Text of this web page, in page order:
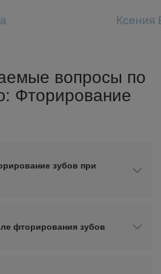
Ксения
вопросы по
Фторирование
зубов при
фторирования зубов